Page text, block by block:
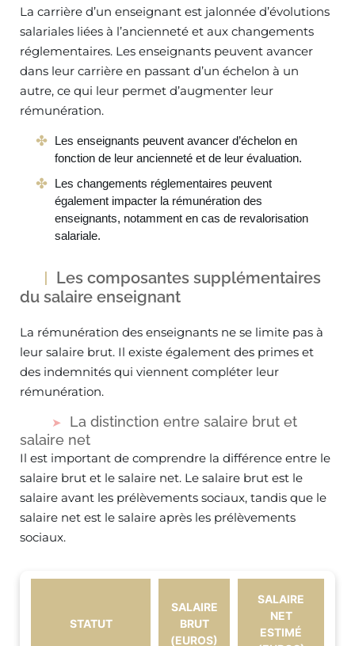
La carrière d’un enseignant est jalonnée d’évolutions
salariales liées à l’ancienneté et aux changements
réglementaires. Les enseignants peuvent avancer
dans leur carrière en passant d’un échelon à un
autre, ce qui leur permet d’augmenter leur
rémunération.
Les enseignants peuvent avancer d’échelon en
fonction de leur ancienneté et de leur évaluation.
Les changements réglementaires peuvent
également impacter la rémunération des
enseignants, notamment en cas de revalorisation
salariale.
Les composantes supplémentaires
du salaire enseignant
La rémunération des enseignants ne se limite pas à
leur salaire brut. Il existe également des primes et
des indemnités qui viennent compléter leur
rémunération.
La distinction entre salaire brut et
salaire net
Il est important de comprendre la différence entre le
salaire brut et le salaire net. Le salaire brut est le
salaire avant les prélèvements sociaux, tandis que le
salaire net est le salaire après les prélèvements
sociaux.
STATUT
SALAIRE
BRUT
(EUROS)
SALAIRE
NET
ESTIMÉ